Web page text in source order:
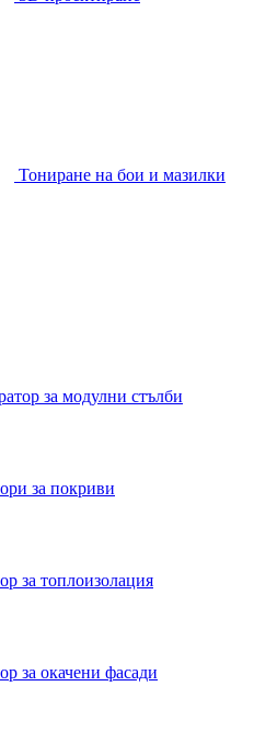
Тониране на бои и мазилки
за модулни стълби
за покриви
за топлоизолация
за окачени фасади